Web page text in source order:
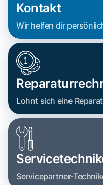
Kontakt
Wir helfen dir
Lohnt sich eine
Servicepartner-